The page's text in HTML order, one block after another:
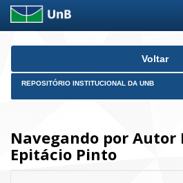
Skip
Voltar
REPOSITÓRIO INSTITUCIONAL DA UNB
Navegando por Autor
Epitácio Pinto